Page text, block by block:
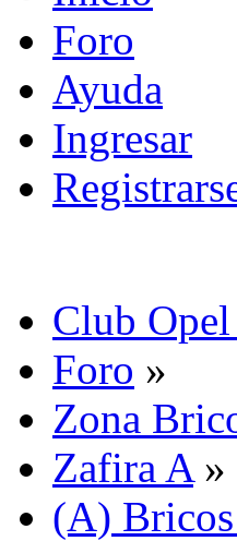
Foro
Ayuda
Ingresar
Club
Foro »
Zona
Zafira A»
(A)